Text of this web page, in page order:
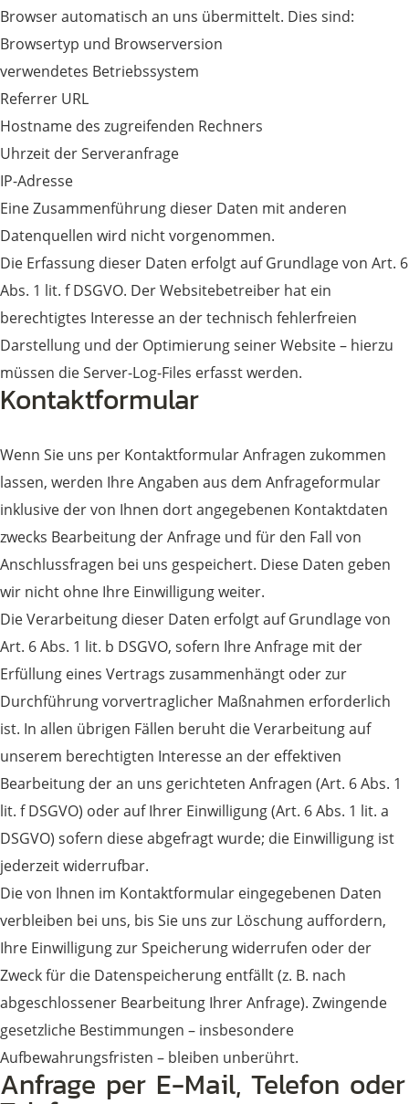
Browser automatisch an uns übermittelt. Dies sind:
Browsertyp und Browserversion
verwendetes Betriebssystem
Referrer URL
Hostname des zugreifenden Rechners
Uhrzeit der Serveranfrage
IP-Adresse
Eine Zusammenführung dieser Daten mit anderen
Datenquellen wird nicht vorgenommen.
Die Erfassung dieser Daten erfolgt auf Grundlage von Art. 6
Abs. 1 lit. f DSGVO. Der Websitebetreiber hat ein
berechtigtes Interesse an der technisch fehlerfreien
Darstellung und der Optimierung seiner Website – hierzu
müssen die Server-Log-Files erfasst werden.
Kontaktformular
Wenn Sie uns per Kontaktformular Anfragen zukommen
lassen, werden Ihre Angaben aus dem Anfrageformular
inklusive der von Ihnen dort angegebenen Kontaktdaten
zwecks Bearbeitung der Anfrage und für den Fall von
Anschlussfragen bei uns gespeichert. Diese Daten geben
wir nicht ohne Ihre Einwilligung weiter.
Die Verarbeitung dieser Daten erfolgt auf Grundlage von
Art. 6 Abs. 1 lit. b DSGVO, sofern Ihre Anfrage mit der
Erfüllung eines Vertrags zusammenhängt oder zur
Durchführung vorvertraglicher Maßnahmen erforderlich
ist. In allen übrigen Fällen beruht die Verarbeitung auf
unserem berechtigten Interesse an der effektiven
Bearbeitung der an uns gerichteten Anfragen (Art. 6 Abs. 1
lit. f DSGVO) oder auf Ihrer Einwilligung (Art. 6 Abs. 1 lit. a
DSGVO) sofern diese abgefragt wurde; die Einwilligung ist
jederzeit widerrufbar.
Die von Ihnen im Kontaktformular eingegebenen Daten
verbleiben bei uns, bis Sie uns zur Löschung auffordern,
Ihre Einwilligung zur Speicherung widerrufen oder der
Zweck für die Datenspeicherung entfällt (z. B. nach
abgeschlossener Bearbeitung Ihrer Anfrage). Zwingende
gesetzliche Bestimmungen – insbesondere
Aufbewahrungsfristen – bleiben unberührt.
Anfrage per E-Mail, Telefon oder